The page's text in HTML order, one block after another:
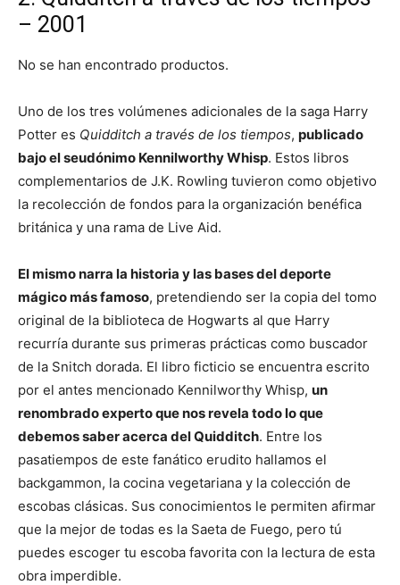
– 2001
No se han encontrado productos.
Uno de los tres volúmenes adicionales de la saga Harry
Potter es Quidditch a través de los tiempos, publicado
bajo el seudónimo Kennilworthy Whisp. Estos libros
complementarios de J.K. Rowling tuvieron como objetivo
la recolección de fondos para la organización benéfica
británica y una rama de Live Aid.
El mismo narra la historia y las bases del deporte
mágico más famoso, pretendiendo ser la copia del tomo
original de la biblioteca de Hogwarts al que Harry
recurría durante sus primeras prácticas como buscador
de la Snitch dorada. El libro ficticio se encuentra escrito
por el antes mencionado Kennilworthy Whisp, un
renombrado experto que nos revela todo lo que
debemos saber acerca del Quidditch. Entre los
pasatiempos de este fanático erudito hallamos el
backgammon, la cocina vegetariana y la colección de
escobas clásicas. Sus conocimientos le permiten afirmar
que la mejor de todas es la Saeta de Fuego, pero tú
puedes escoger tu escoba favorita con la lectura de esta
obra imperdible.